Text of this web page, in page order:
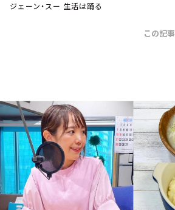
イベント・グッズ
YouTube
会社情報
ジェーン・スー 生活は踊る
この記